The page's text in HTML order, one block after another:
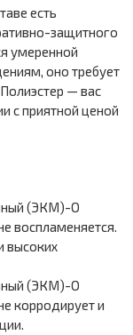
есть
защитного
умеренной
оно требует
— вас
с приятной ценой
(ЭКМ)-O
воспламеняется.
высоких
(ЭКМ)-O
корродирует и